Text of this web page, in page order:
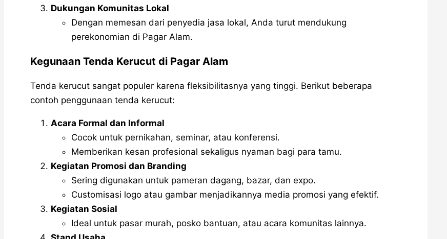
Dukungan Komunitas Lokal
Dengan memesan dari penyedia jasa lokal, Anda turut mendukung
perekonomian di Pagar Alam.
Kegunaan Tenda Kerucut di Pagar Alam
Tenda kerucut sangat populer karena fleksibilitasnya yang tinggi. Berikut beberapa
contoh penggunaan tenda kerucut:
Acara Formal dan Informal
Cocok untuk pernikahan, seminar, atau konferensi.
Memberikan kesan profesional sekaligus nyaman bagi para tamu.
Kegiatan Promosi dan Branding
Sering digunakan untuk pameran dagang, bazar, dan expo.
Customisasi logo atau gambar menjadikannya media promosi yang efektif.
Kegiatan Sosial
Ideal untuk pasar murah, posko bantuan, atau acara komunitas lainnya.